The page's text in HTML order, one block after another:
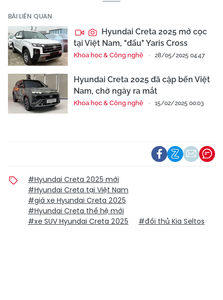
BÀI LIÊN QUAN
Hyundai Creta 2025 mở cọc
tại Việt Nam, "đấu" Yaris Cross
Khoa học & Công nghệ 28/05/2025 04:47
Hyundai Creta 2025 đã cập bến Việt
Nam, chờ ngày ra mắt
Khoa học & Công nghệ 15/02/2025 00:03
#Hyundai Creta 2025 mới
#Hyundai Creta tại Việt Nam
#giá xe Hyundai Creta 2025
#Hyundai Creta thế hệ mới
#xe SUV Hyundai Creta 2025
#đối thủ Kia Seltos